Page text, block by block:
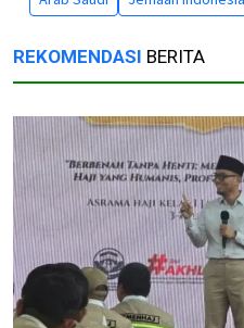
REKOMENDASI BERITA